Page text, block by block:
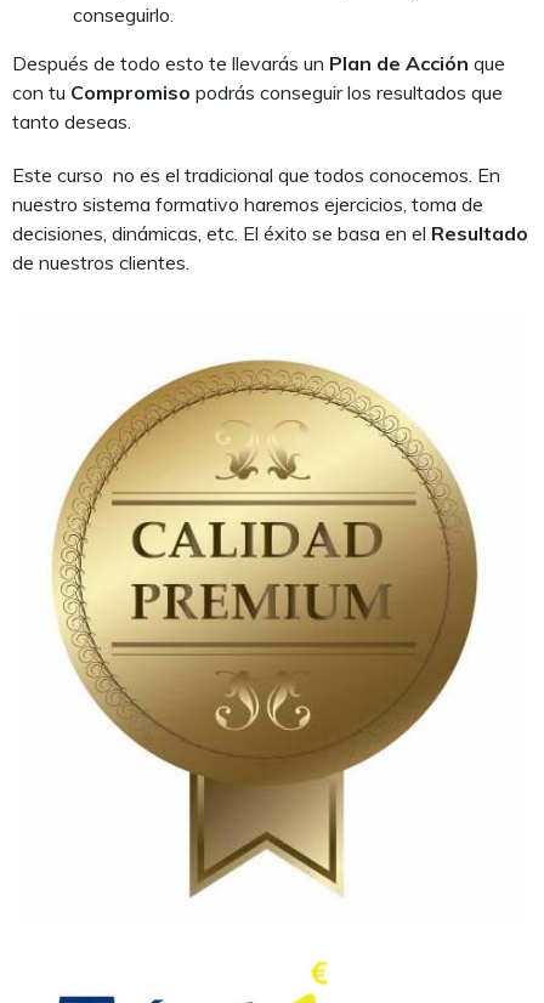
conseguirlo.
Después de todo esto te llevarás un Plan de Acción que
con tu Compromiso podrás conseguir los resultados que
tanto deseas.
Este curso no es el tradicional que todos conocemos. En
nuestro sistema formativo haremos ejercicios, toma de
decisiones, dinámicas, etc. El éxito se basa en el Resultado
de nuestros clientes.